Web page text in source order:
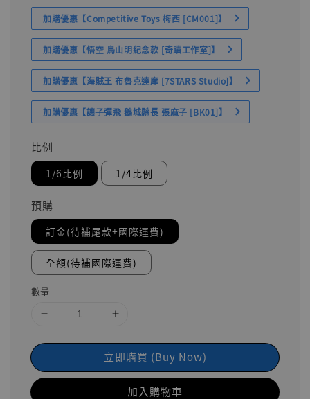
加購優惠【Competitive Toys 梅西 [CM001]】
加購優惠【悟空 鳥山明紀念款 [奇蹟工作室]】
加購優惠【海賊王 布魯克達摩 [7STARS Studio]】
加購優惠【讓子彈飛 鵝城縣長 張麻子 [BK01]】
比例
1/6比例 1/4比例
預購
訂金(待補尾款+國際運費)
全額(待補國際運費)
數量
立即購買 (Buy Now)
加入購物車